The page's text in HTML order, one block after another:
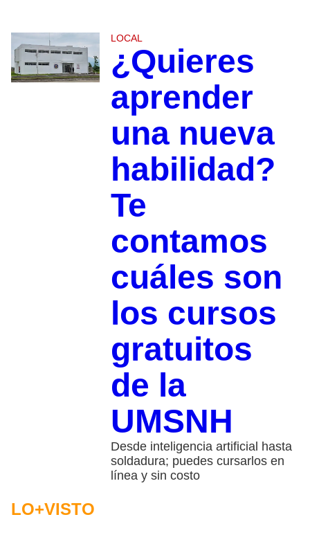
LOCAL
¿Quieres
aprender
una nueva
habilidad?
Te
contamos
cuáles son
los cursos
gratuitos
de la
UMSNH
Desde inteligencia artificial hasta
soldadura; puedes cursarlos en
línea y sin costo
LO+VISTO